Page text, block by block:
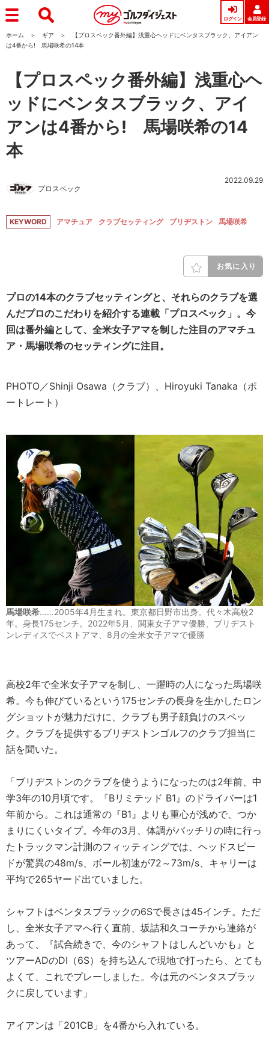
ログイン 会員登録
ホーム ギア
【プロスペック番外編】浅重心ヘッドにベンタスブラック、アイアン
は4番から! 馬場咲希の14本
【プロスペック番外編】浅重心ヘ
ッドにベンタスブラック、アイ
アンは4番から! 馬場咲希の14
本
プロスペック
2022.09.29
KEYWORD アマチュア クラブセッティング ブリヂストン 馬場咲希
お気に入り
プロの14本のクラブセッティングと、それらのクラブを選
んだプロのこだわりを紹介する連載「プロスペック」。今
回は番外編として、全米女子アマを制した注目のアマチュ
ア・馬場咲希のセッティングに注目。
PHOTO／Shinji Osawa（クラブ）、Hiroyuki Tanaka（ポ
ートレート）
馬場咲希……2005年4月生まれ。東京都日野市出身。代々木高校2
年。身長175センチ。2022年5月、関東女子アマ優勝、ブリヂスト
ンレディスでベストアマ、8月の全米女子アマで優勝
高校2年で全米女子アマを制し、一躍時の人になった馬場咲
希。今も伸びているという175センチの長身を生かしたロン
グショットが魅力だけに、クラブも男子顔負けのスペッ
ク。クラブを提供するブリヂストンゴルフのクラブ担当に
話を聞いた。
「ブリヂストンのクラブを使うようになったのは2年前、中
学3年の10月頃です。『Bリミテッド B1』のドライバーは1
年前から。これは通常の『B1』よりも重心が浅めで、つか
まりにくいタイプ。今年の3月、体調がバッチリの時に行っ
たトラックマン計測のフィッティングでは、ヘッドスピー
ドが驚異の48m/s、ボール初速が72～73m/s、キャリーは
平均で265ヤード出ていました。
シャフトはベンタスブラックの6Sで長さは45インチ。ただ
し、全米女子アマへ行く直前、坂詰和久コーチから連絡が
あって、『試合続きで、今のシャフトはしんどいかも』と
ツアーADのDI（6S）を持ち込んで現地で打ったら、とても
よくて、これでプレーしました。今は元のベンタスブラッ
クに戻しています」
アイアンは「201CB」を4番から入れている。